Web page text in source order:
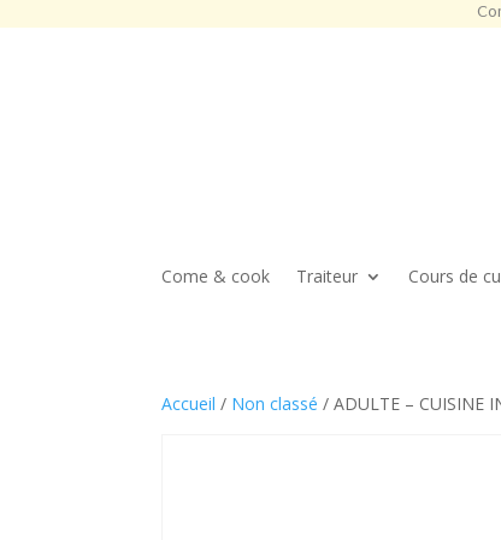
Come & cook Traiteur Cours de
Accueil / Non classé / ADULTE – CUISINE